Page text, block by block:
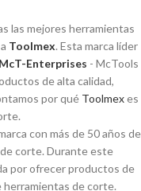
las mejores herramientas
Toolmex. Esta marca lí­der
McT-Enterprises - McTools
de alta calidad,
por qué Toolmexes
con más de 50 años de
corte. Durante este
por ofrecer productos de
herramientas de corte.